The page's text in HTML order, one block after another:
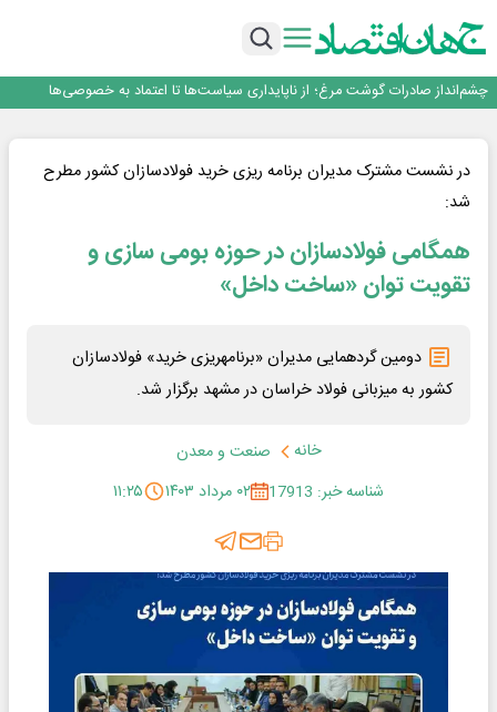
رییس‌کل بیمه مرکزی: برای حقوق مردم خط قرمز ندارم
چشم‌انداز صادرات گوشت مرغ؛ از ناپایداری سیاست‌ها تا اعتماد به خصوصی‌ها
قیمت ملک در دور باطل
رییس‌کل بیمه مرکزی: برای حقوق مردم خط قرمز ندارم
نرخ سود بانکی؛ تیغ دو لبه برای تولید و بازار سرمایه
در نشست مشترک مدیران برنامه ریزی خرید فولادسازان کشور مطرح
شد:
همگامی فولادسازان در حوزه بومی سازی و
تقویت توان «ساخت داخل»
دومین گردهمایی مدیران «برنامه­ریزی خرید» فولادسازان
کشور به میزبانی فولاد خراسان در مشهد برگزار شد.
خانه
صنعت و معدن
شناسه خبر: 17913
۰۲ مرداد ۱۴۰۳ ۱۱:۲۵